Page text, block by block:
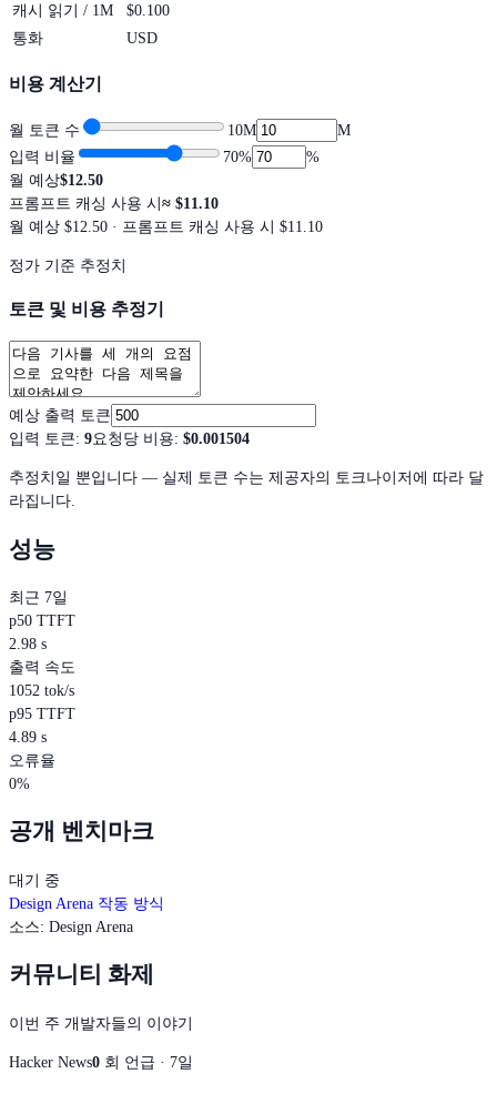
캐시 읽기 / 1M
$0.100
통화
USD
비용 계산기
월 토큰 수 10M
M
입력 비율
70%
%
월 예상$12.50
프롬프트 캐싱 사용 시 ≈ $11.10
월 예상 $12.50 · 프롬프트 캐싱 사용 시 $11.10
정가 기준 추정치
토큰 및 비용 추정기
예상 출력 토큰
입력 토큰: 9요청당 비용: $0.001504
추정치일 뿐입니다 — 실제 토큰 수는 제공자의 토크나이저에 따라 달
라집니다.
성능
최근 7일
p50 TTFT
2.98 s
출력 속도
1052 tok/s
p95 TTFT
4.89 s
오류율
0%
공개 벤치마크
대기 중
Design Arena 작동 방식
소스: Design Arena
커뮤니티 화제
이번 주 개발자들의 이야기
Hacker News0 회 언급 · 7일